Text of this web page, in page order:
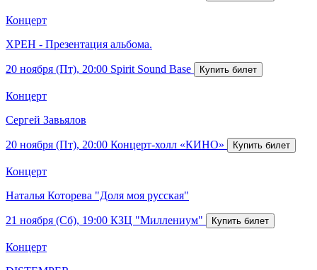
Концерт
ХРЕН - Презентация альбома.
20 ноября (Пт), 20:00 Spirit Sound Base
Концерт
Сергей Завьялов
20 ноября (Пт), 20:00 Концерт-холл «КИНО»
Концерт
Наталья Которева "Доля моя русская"
21 ноября (Сб), 19:00 КЗЦ "Миллениум"
Концерт